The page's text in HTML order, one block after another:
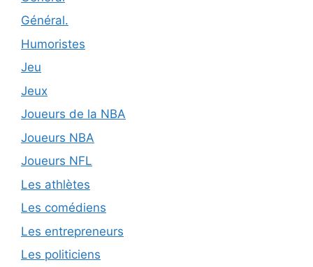
Général.
Humoristes
Jeu
Jeux
Joueurs de la NBA
Joueurs NBA
Joueurs NFL
Les athlètes
Les comédiens
Les entrepreneurs
Les politiciens